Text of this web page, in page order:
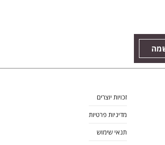
זכויות יוצרים
מדיניות פרטיות
תנאי שימוש